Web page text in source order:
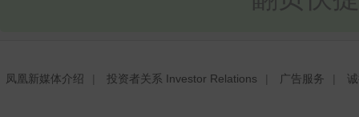
凤凰新媒体介绍 投资者关系 Investor Relations 广告服务